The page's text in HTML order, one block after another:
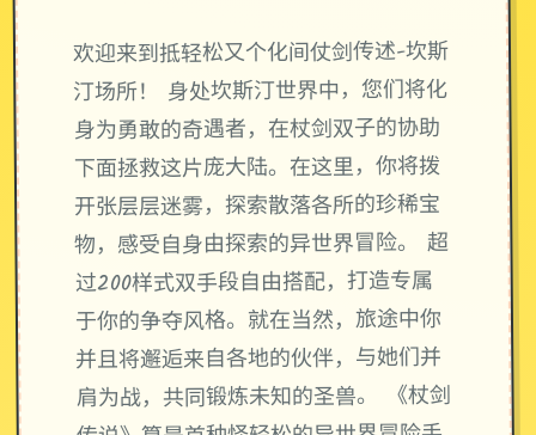
欢迎来到抵轻松又个化间仗剑传述-坎斯
汀场所！ 身处坎斯汀世界中，您们将化
身为勇敢的奇遇者，在杖剑双子的协助
下面拯救这片庞大陆。在这里，你将拨
开张层层迷雾，探索散落各所的珍稀宝
物，感受自身由探索的异世界冒险。 超
过200样式双手段自由搭配，打造专属
于你的争夺风格。就在当然，旅途中你
并且将邂逅来自各地的伙伴，与她们并
肩为战，共同锻炼未知的圣兽。 《杖剑